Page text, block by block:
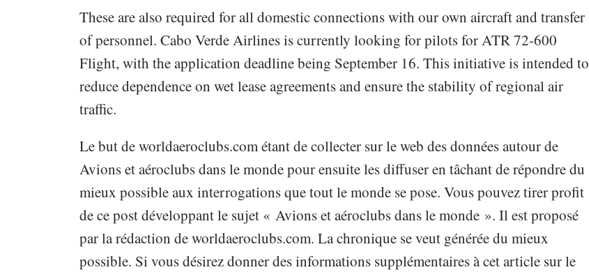
These are also required for all domestic connections with our own aircraft and transfer
of personnel. Cabo Verde Airlines is currently looking for pilots for ATR 72-600
Flight, with the application deadline being September 16. This initiative is intended to
reduce dependence on wet lease agreements and ensure the stability of regional air
traffic.
Le but de worldaeroclubs.com étant de collecter sur le web des données autour de
Avions et aéroclubs dans le monde pour ensuite les diffuser en tâchant de répondre du
mieux possible aux interrogations que tout le monde se pose. Vous pouvez tirer profit
de ce post développant le sujet « Avions et aéroclubs dans le monde ». Il est proposé
par la rédaction de worldaeroclubs.com. La chronique se veut générée du mieux
possible. Si vous désirez donner des informations supplémentaires à cet article sur le